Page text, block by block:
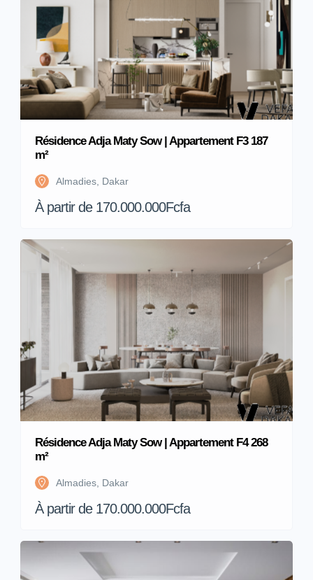
Résidence Adja Maty Sow | Appartement F3 187
m²
Almadies, Dakar
À partir de 170.000.000Fcfa
Résidence Adja Maty Sow | Appartement F4 268
m²
Almadies, Dakar
À partir de 170.000.000Fcfa